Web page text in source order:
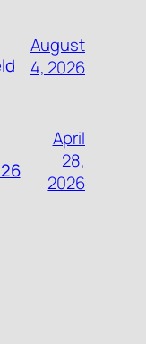
August
4, 2026
April
28,
2026